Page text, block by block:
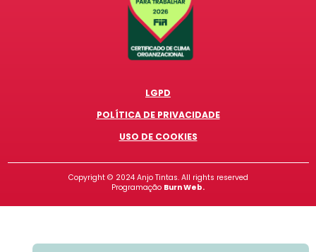
LGPD
POLÍTICA DE PRIVACIDADE
USO DE COOKIES
Copyright © 2024Anjo Tintas. All rights reserved
Programação Burn Web.